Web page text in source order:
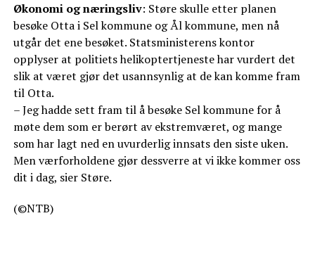
Økonomi og næringsliv: Støre skulle etter planen
besøke Otta i Sel kommune og Ål kommune, men nå
utgår det ene besøket. Statsministerens kontor
opplyser at politiets helikoptertjeneste har vurdert det
slik at været gjør det usannsynlig at de kan komme fram
til Otta.
– Jeg hadde sett fram til å besøke Sel kommune for å
møte dem som er berørt av ekstremværet, og mange
som har lagt ned en uvurderlig innsats den siste uken.
Men værforholdene gjør dessverre at vi ikke kommer oss
dit i dag, sier Støre.
(©NTB)